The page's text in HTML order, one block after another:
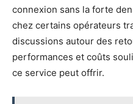
connexion sans la forte
chez certains opérateurs
discussions autour des
performances et coûts
ce service peut offrir.